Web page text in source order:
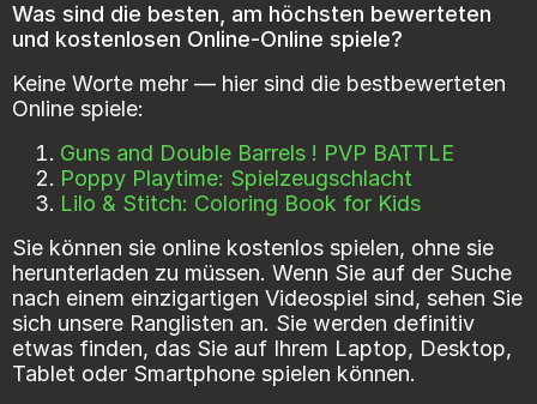
Was sind die besten, am höchsten bewerteten
und kostenlosen Online-Online spiele?
Keine Worte mehr — hier sind die bestbewerteten
Online spiele:
Guns and Double Barrels ! PVP BATTLE
Poppy Playtime: Spielzeugschlacht
Lilo & Stitch: Coloring Book for Kids
Sie können sie online kostenlos spielen, ohne sie
herunterladen zu müssen. Wenn Sie auf der Suche
nach einem einzigartigen Videospiel sind, sehen Sie
sich unsere Ranglisten an. Sie werden definitiv
etwas finden, das Sie auf Ihrem Laptop, Desktop,
Tablet oder Smartphone spielen können.